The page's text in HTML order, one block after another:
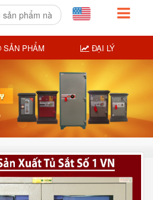
SẢN PHẨM ĐẠI LÝ